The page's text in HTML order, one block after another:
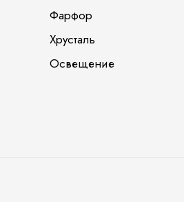
Фарфор
Хрусталь
Освещение